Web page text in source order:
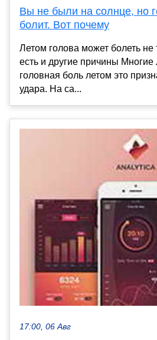
Вы не были на солнце, но
болит. Вот почему
Летом голова может болеть не
есть и другие причины Многие
головная боль летом это
удара. На са...
17:00, 06 Авг